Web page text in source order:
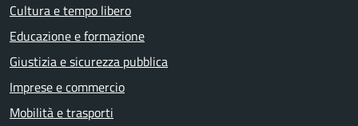
Cultura e tempo libero
Educazione e formazione
Giustizia e sicurezza pubblica
Imprese e commercio
Mobilità e trasporti